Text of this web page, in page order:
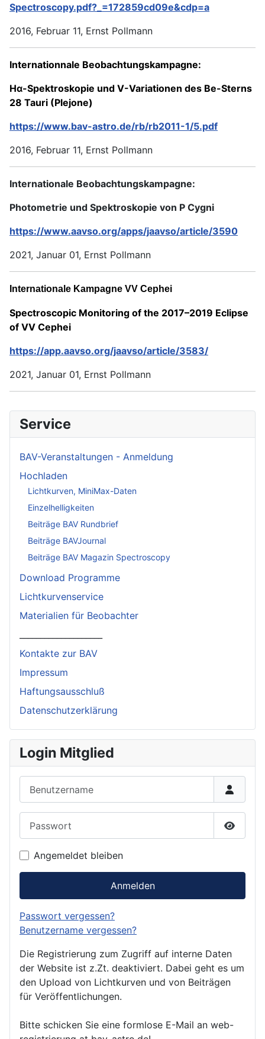
Spectroscopy.pdf?_=172859cd09e&cdp=a
2016, Februar 11, Ernst Pollmann
Internationnale Beobachtungskampagne:
Hα-Spektroskopie und V-Variationen des Be-Sterns
28 Tauri (Plejone)
https://www.bav-astro.de/rb/rb2011-1/5.pdf
2016, Februar 11, Ernst Pollmann
Internationale Beobachtungskampagne:
Photometrie und Spektroskopie von P Cygni
https://www.aavso.org/apps/jaavso/article/3590
2021, Januar 01, Ernst Pollmann
Internationale Kampagne VV Cephei
Spectroscopic Monitoring of the 2017–2019 Eclipse
of VV Cephei
https://app.aavso.org/jaavso/article/3583/
2021, Januar 01, Ernst Pollmann
Service
BAV-Veranstaltungen - Anmeldung
Hochladen
Lichtkurven, MiniMax-Daten
Einzelhelligkeiten
Beiträge BAV Rundbrief
Beiträge BAVJournal
Beiträge BAV Magazin Spectroscopy
Download Programme
Lichtkurvenservice
Materialien für Beobachter
Kontakte zur BAV
Impressum
Haftungsausschluß
Datenschutzerklärung
Login Mitglied
Angemeldet bleiben
Anmelden
Passwort vergessen?
Benutzername vergessen?
Die Registrierung zum Zugriff auf interne Daten
der Website ist z.Zt. deaktiviert. Dabei geht es um
den Upload von Lichtkurven und von Beiträgen
für Veröffentlichungen.
Bitte schicken Sie eine formlose E-Mail an web-